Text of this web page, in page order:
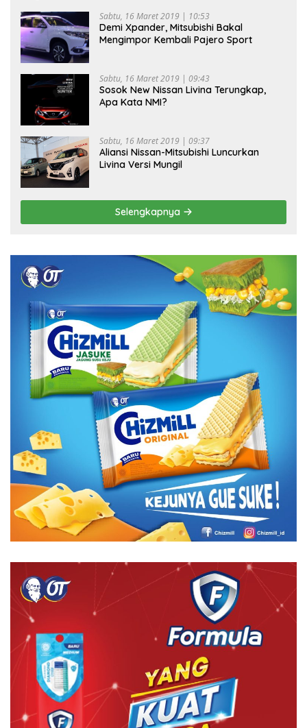
Sabtu, 16 Maret 2019 | 10:53
Demi Xpander, Mitsubishi Bakal
Mengimpor Kembali Pajero Sport
Sabtu, 16 Maret 2019 | 09:43
Sosok New Nissan Livina Terungkap,
Apa Kata NMI?
Sabtu, 16 Maret 2019 | 09:37
Aliansi Nissan-Mitsubishi Luncurkan
Livina Versi Mungil
Selengkapnya